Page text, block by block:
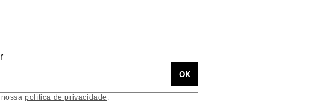
nossapolítica de privacidade .